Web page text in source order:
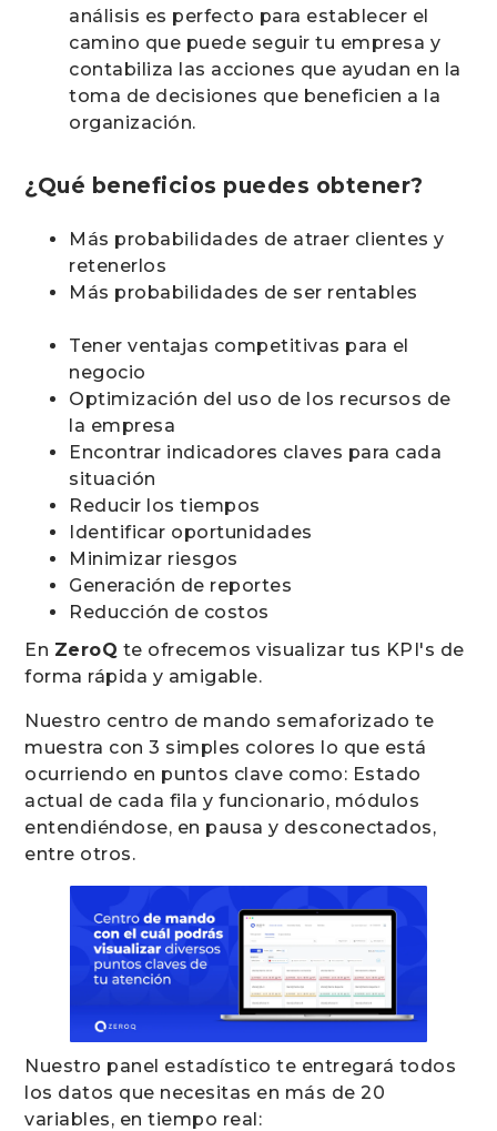
análisis es perfecto para establecer el
camino que puede seguir tu empresa y
contabiliza las acciones que ayudan en la
toma de decisiones que beneficien a la
organización.
¿Qué beneficios puedes obtener?
Más probabilidades de atraer clientes y
retenerlos
Más probabilidades de ser rentables
Tener ventajas competitivas para el
negocio
Optimización del uso de los recursos de
la empresa
Encontrar indicadores claves para cada
situación
Reducir los tiempos
Identificar oportunidades
Minimizar riesgos
Generación de reportes
Reducción de costos
En ZeroQ te ofrecemos visualizar tus KPI's de
forma rápida y amigable.
Nuestro centro de mando semaforizado te
muestra con 3 simples colores lo que está
ocurriendo en puntos clave como: Estado
actual de cada fila y funcionario, módulos
entendiéndose, en pausa y desconectados,
entre otros.
Nuestro panel estadístico te entregará todos
los datos que necesitas en más de 20
variables, en tiempo real: